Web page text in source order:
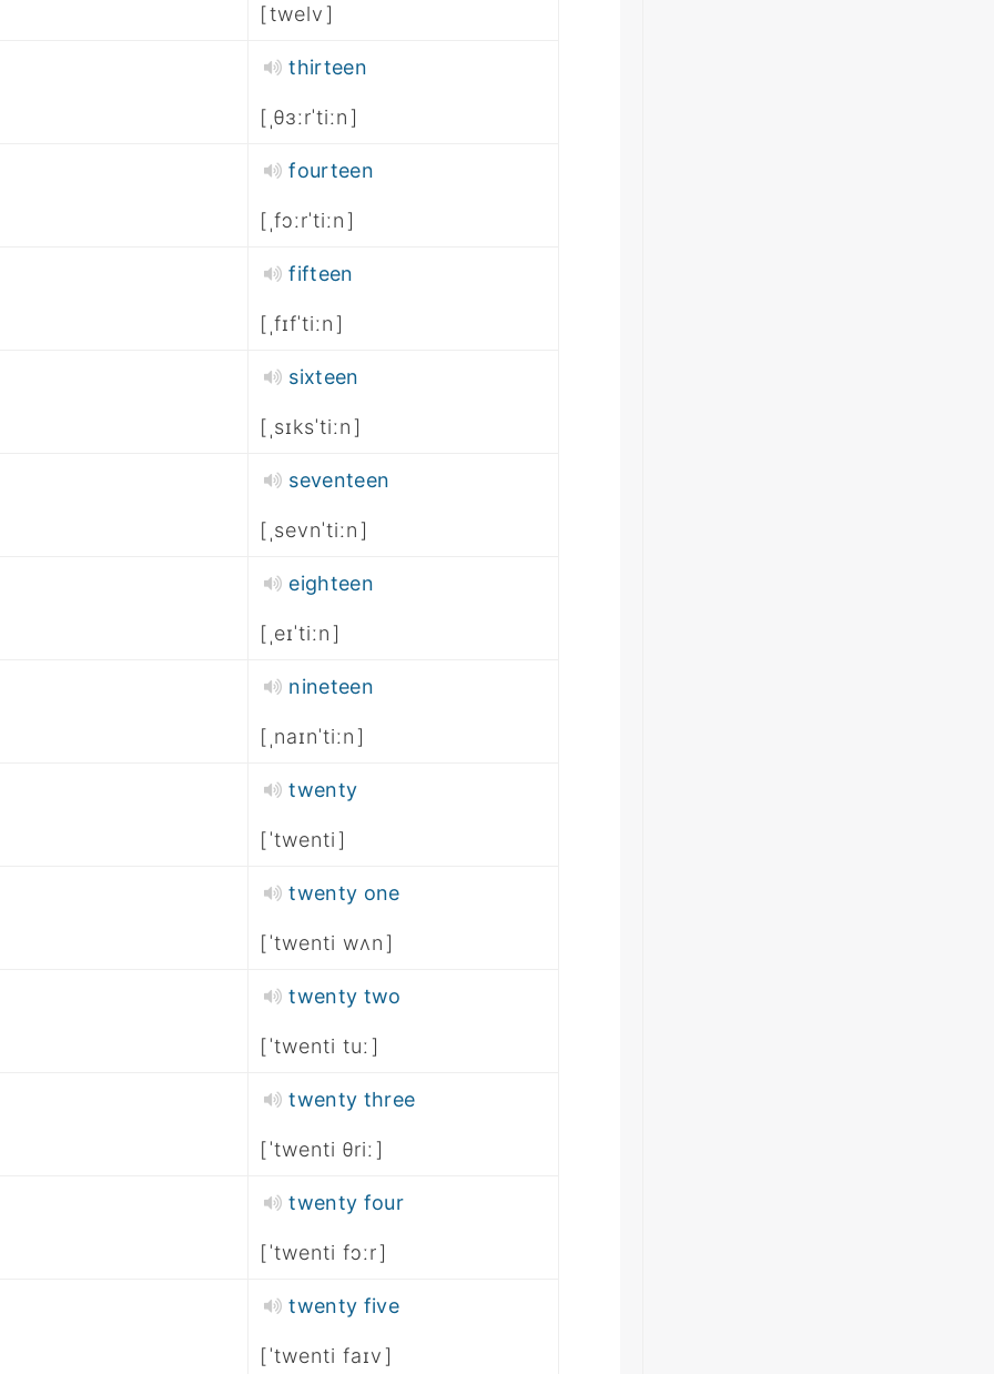
twelv
thirteen
ˌθɜːrˈtiːn
fourteen
ˌfɔːrˈtiːn
fifteen
ˌfɪfˈtiːn
sixteen
ˌsɪksˈtiːn
seventeen
ˌsevnˈtiːn
eighteen
ˌeɪˈtiːn
nineteen
ˌnaɪnˈtiːn
twenty
ˈtwenti
twenty one
ˈtwenti wʌn
twenty two
ˈtwenti tuː
twenty three
ˈtwenti θriː
twenty four
ˈtwenti fɔːr
twenty five
ˈtwenti faɪv